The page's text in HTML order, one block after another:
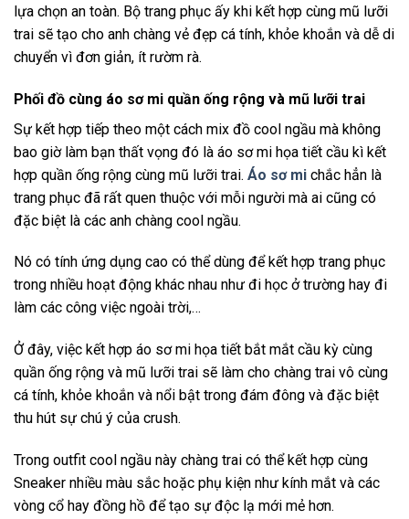
lựa chọn an toàn. Bộ trang phục ấy khi kết hợp cùng mũ lưỡi
trai sẽ tạo cho anh chàng vẻ đẹp cá tính, khỏe khoắn và dễ di
chuyển vì đơn giản, ít rườm rà.
Phối đồ cùng áo sơ mi quần ống rộng và mũ lưỡi trai
Sự kết hợp tiếp theo một cách mix đồ cool ngầu mà không
bao giờ làm bạn thất vọng đó là áo sơ mi họa tiết cầu kì kết
hợp quần ống rộng cùng mũ lưỡi trai. Áo sơ mi chắc hẳn là
trang phục đã rất quen thuộc với mỗi người mà ai cũng có
đặc biệt là các anh chàng cool ngầu.
Nó có tính ứng dụng cao có thể dùng để kết hợp trang phục
trong nhiều hoạt động khác nhau như đi học ở trường hay đi
làm các công việc ngoài trời,…
Ở đây, việc kết hợp áo sơ mi họa tiết bắt mắt cầu kỳ cùng
quần ống rộng và mũ lưỡi trai sẽ làm cho chàng trai vô cùng
cá tính, khỏe khoắn và nổi bật trong đám đông và đặc biệt
thu hút sự chú ý của crush.
Trong outfit cool ngầu này chàng trai có thể kết hợp cùng
Sneaker nhiều màu sắc hoặc phụ kiện như kính mắt và các
vòng cổ hay đồng hồ để tạo sự độc lạ mới mẻ hơn.